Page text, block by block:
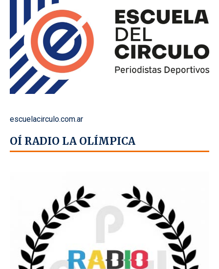
escuelacirculo.com.ar
OÍ RADIO LA OLÍMPICA